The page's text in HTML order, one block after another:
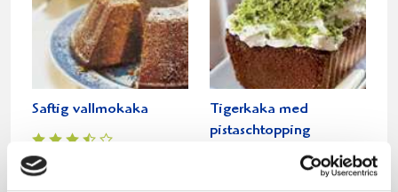
Saftig vallmokaka
Tigerkaka med
pistaschtopping